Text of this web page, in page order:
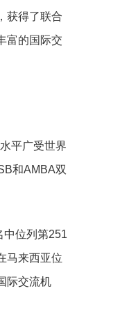
获得了联合
富的国际交
平广受世界
和AMBA双
中位列第251
马来西亚位
际交流机